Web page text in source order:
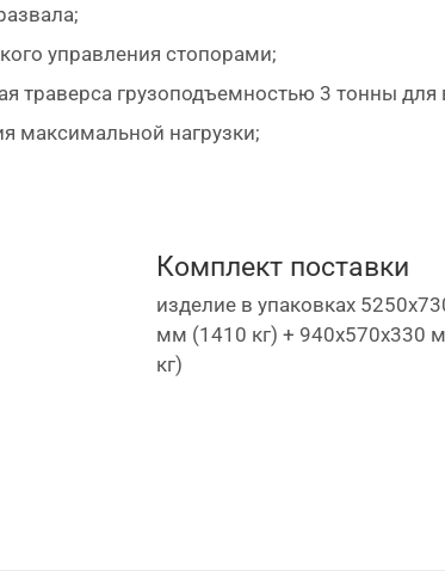
управления стопорами;
траверса грузоподъемностью 3 тонны
максимальной нагрузки;
болты 16 х 120 мм.Комплект поставки
изделие в упаковках
мм (1410 кг) + 940х570х330
кг)